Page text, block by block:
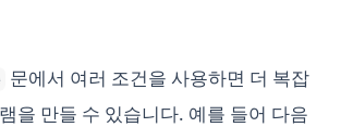
문에서 여러 조건을 사용하면 더 복잡
을 만들 수 있습니다. 예를 들어 다음